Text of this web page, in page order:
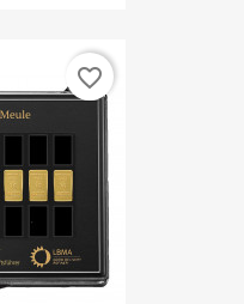
favorite_border